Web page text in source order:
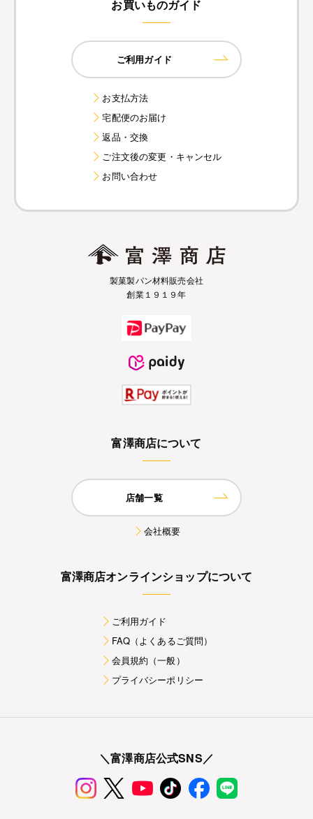
お買いものガイド
ご利用ガイド
お支払方法
宅配便のお届け
返品・交換
ご注文後の変更・キャンセル
お問い合わせ
製菓製パン材料販売会社
創業１９１９年
富澤商店について
店舗一覧
会社概要
富澤商店オンラインショップについて
ご利用ガイド
FAQ（よくあるご質問）
会員規約（一般）
プライバシーポリシー
＼富澤商店公式SNS／